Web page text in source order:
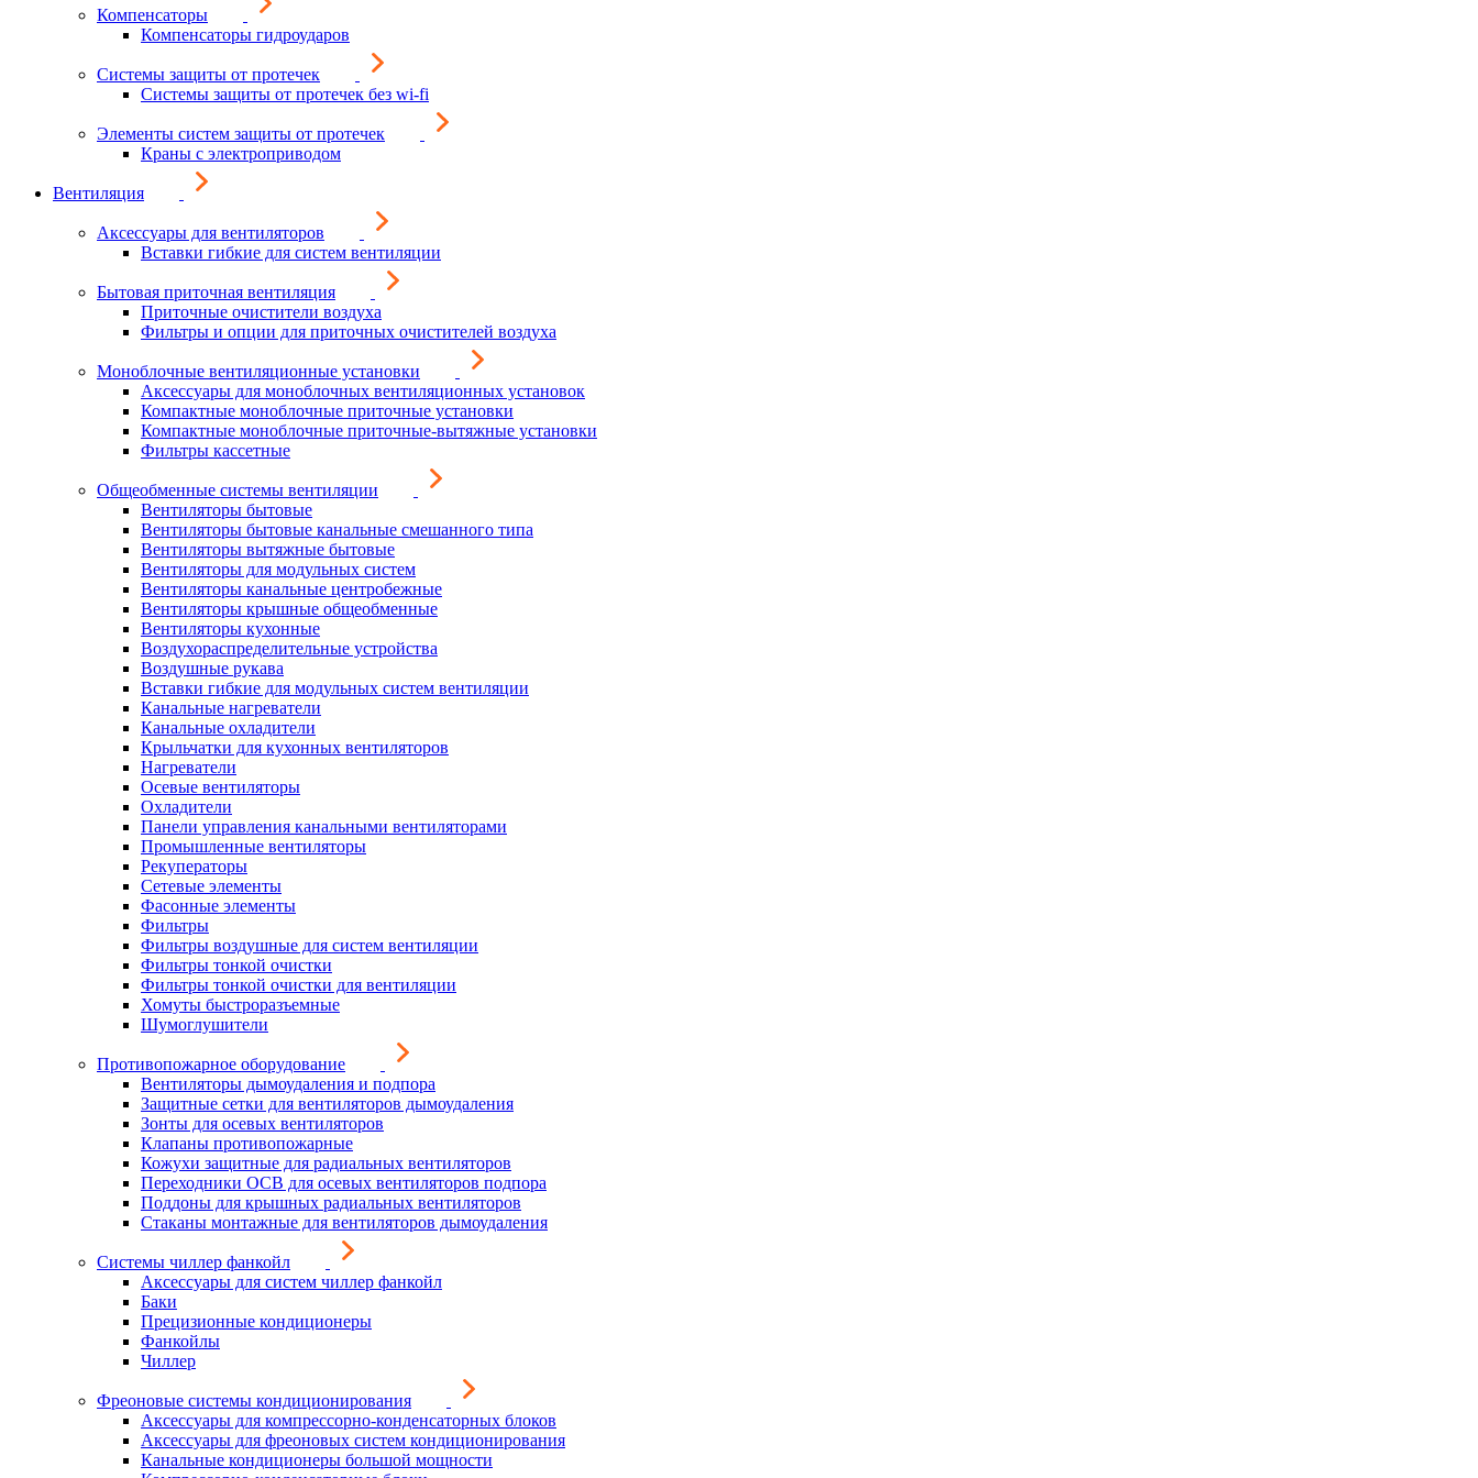
Компенсаторы
Компенсаторы гидроударов
Системы защиты от протечек
Системы защиты от протечек без wi-fi
Элементы систем защиты от протечек
Краны с электроприводом
Вентиляция
Аксессуары для вентиляторов
Вставки гибкие для систем вентиляции
Бытовая приточная вентиляция
Приточные очистители воздуха
Фильтры и опции для приточных очистителей воздуха
Моноблочные вентиляционные установки
Аксессуары для моноблочных вентиляционных установок
Компактные моноблочные приточные установки
Компактные моноблочные приточные-вытяжные установки
Фильтры кассетные
Общеобменные системы вентиляции
Вентиляторы бытовые
Вентиляторы бытовые канальные смешанного типа
Вентиляторы вытяжные бытовые
Вентиляторы для модульных систем
Вентиляторы канальные центробежные
Вентиляторы крышные общеобменные
Вентиляторы кухонные
Воздухораспределительные устройства
Воздушные рукава
Вставки гибкие для модульных систем вентиляции
Канальные нагреватели
Канальные охладители
Крыльчатки для кухонных вентиляторов
Нагреватели
Осевые вентиляторы
Охладители
Панели управления канальными вентиляторами
Промышленные вентиляторы
Рекуператоры
Сетевые элементы
Фасонные элементы
Фильтры
Фильтры воздушные для систем вентиляции
Фильтры тонкой очистки
Фильтры тонкой очистки для вентиляции
Хомуты быстроразъемные
Шумоглушители
Противопожарное оборудование
Вентиляторы дымоудаления и подпора
Защитные сетки для вентиляторов дымоудаления
Зонты для осевых вентиляторов
Клапаны противопожарные
Кожухи защитные для радиальных вентиляторов
Переходники ОСВ для осевых вентиляторов подпора
Поддоны для крышных радиальных вентиляторов
Стаканы монтажные для вентиляторов дымоудаления
Системы чиллер фанкойл
Аксессуары для систем чиллер фанкойл
Баки
Прецизионные кондиционеры
Фанкойлы
Чиллер
Фреоновые системы кондиционирования
Аксессуары для компрессорно-конденсаторных блоков
Аксессуары для фреоновых систем кондиционирования
Канальные кондиционеры большой мощности